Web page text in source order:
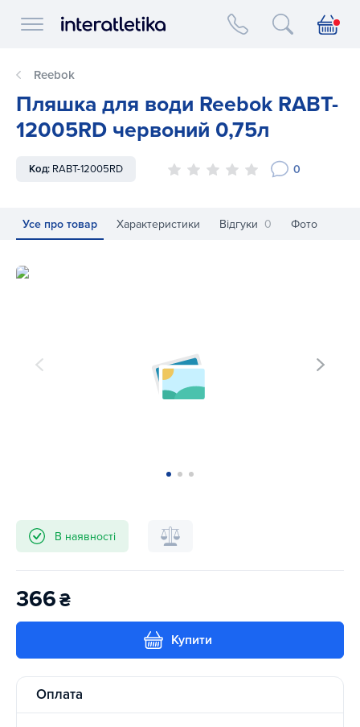
Interatletika logo
Reebok
Пляшка для води Reebok RABT-
12005RD червоний 0,75л
Код: RABT-12005RD 0
Усе про товар Характеристики Відгуки 0 Фото
Пляшка для води Reebok RABT-12005RD червоний 0,75л
В наявності
366₴
Купити
Оплата